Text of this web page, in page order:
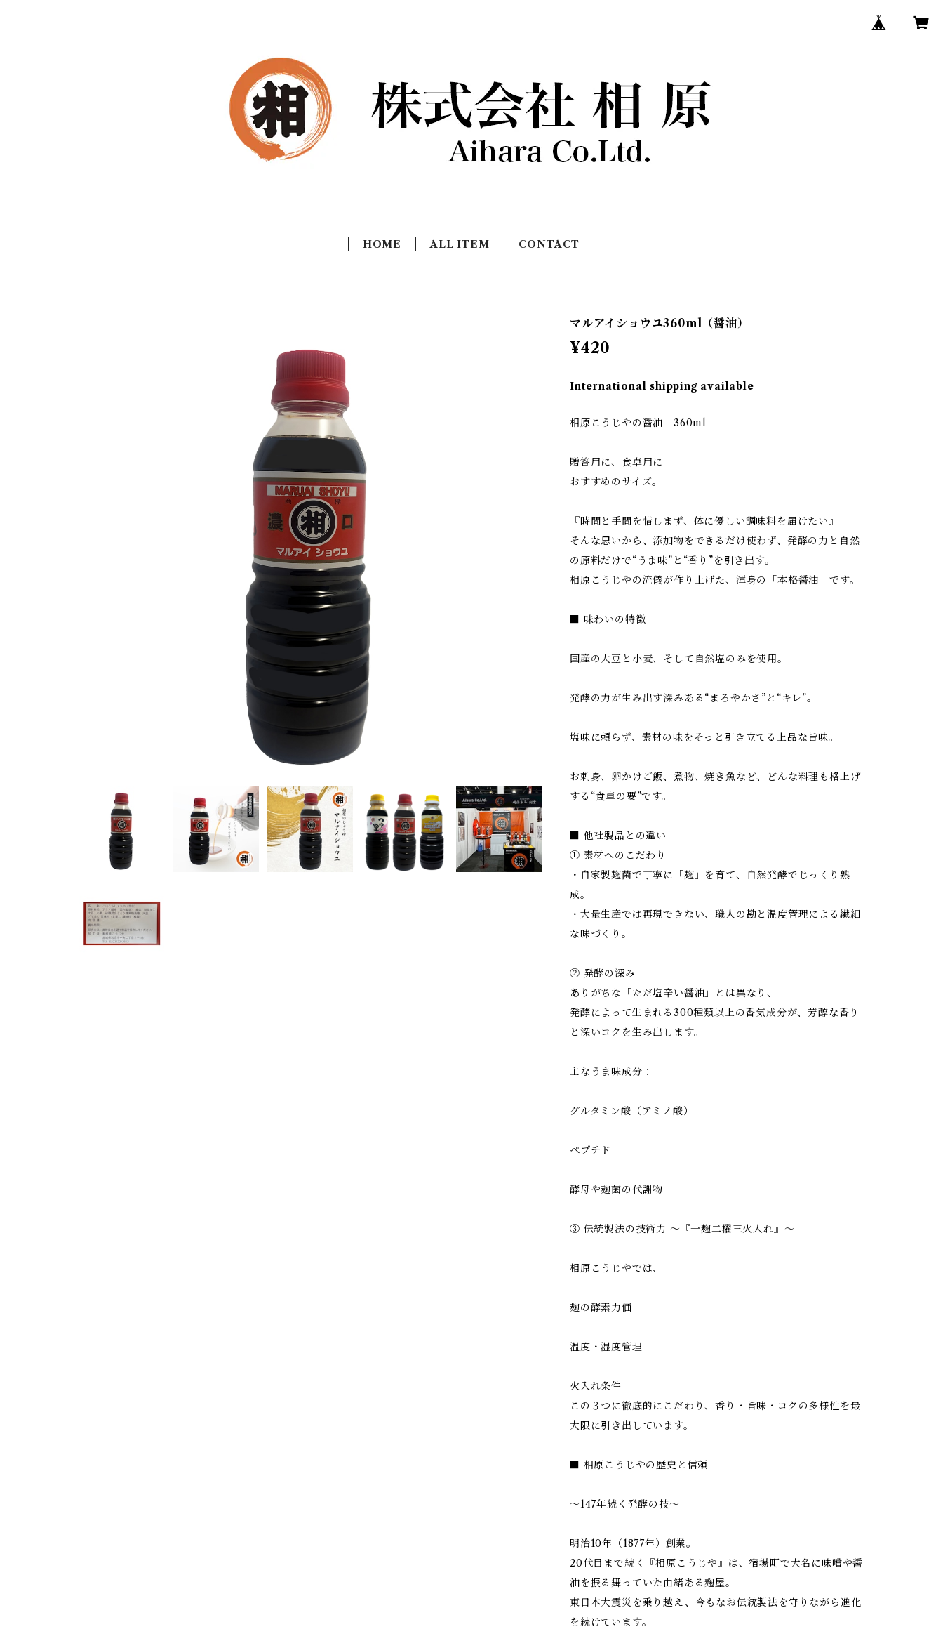
HOME ALL ITEM CONTACT
マルアイショウユ360ml（醤油）
¥420
International shipping available
相原こうじやの醤油 360ml
贈答用に、食卓用に
おすすめのサイズ。
『時間と手間を惜しまず、体に優しい調味料を届けたい』
そんな思いから、添加物をできるだけ使わず、発酵の力と自然
の原料だけで“うま味”と“香り”を引き出す。
相原こうじやの流儀が作り上げた、渾身の「本格醤油」です。
■ 味わいの特徴
国産の大豆と小麦、そして自然塩のみを使用。
発酵の力が生み出す深みある“まろやかさ”と“キレ”。
塩味に頼らず、素材の味をそっと引き立てる上品な旨味。
お刺身、卵かけご飯、煮物、焼き魚など、どんな料理も格上げ
する“食卓の要”です。
■ 他社製品との違い
① 素材へのこだわり
・自家製麹菌で丁寧に「麹」を育て、自然発酵でじっくり熟
成。
・大量生産では再現できない、職人の勘と温度管理による繊細
な味づくり。
② 発酵の深み
ありがちな「ただ塩辛い醤油」とは異なり、
発酵によって生まれる300種類以上の香気成分が、芳醇な香り
と深いコクを生み出します。
主なうま味成分：
グルタミン酸（アミノ酸）
ペプチド
酵母や麹菌の代謝物
③ 伝統製法の技術力 〜『一麹二櫂三火入れ』〜
相原こうじやでは、
麹の酵素力価
温度・湿度管理
火入れ条件
この３つに徹底的にこだわり、香り・旨味・コクの多様性を最
大限に引き出しています。
■ 相原こうじやの歴史と信頼
〜147年続く発酵の技〜
明治10年（1877年）創業。
20代目まで続く『相原こうじや』は、宿場町で大名に味噌や醤
油を振る舞っていた由緒ある麹屋。
東日本大震災を乗り越え、今もなお伝統製法を守りながら進化
を続けています。